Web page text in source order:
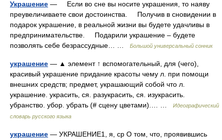
Украшение — Если во сне вы носите украшения, то наяву
преувеличиваете свои достоинства. Получив в сновидении в
подарок украшение, в реальной жизни вы будете удачливы в
предпринимательстве. Подарили украшение – будете
позволять себе безрассудные… …
Большой универсальный сонник
украшение — ▲ элемент ↑ вспомогательный, для (чего),
красивый украшение придание красоты чему л. при помощи
внешних средств; предмет, украшающий собой что л.
украшение. украсить, ся. разукрасить, ся. изукрасить.
убранство. убор. убрать (# сцену цветами).… …
Идеографический
словарь русского языка
украшение — УКРАШЕНИЕ1, я, ср О том, что, проявившись